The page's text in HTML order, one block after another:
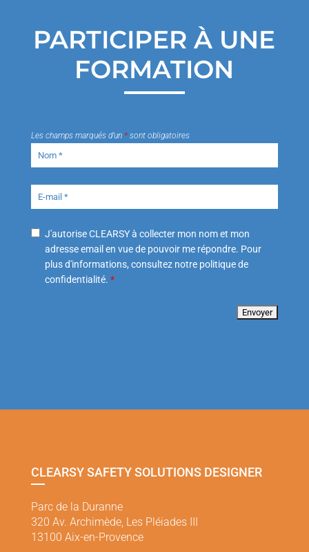
PARTICIPER À UNE
FORMATION
Les champs marqués d’un *sont obligatoires
J'autorise CLEARSY à collecter mon nom et mon
adresse email en vue de pouvoir me répondre. Pour
plus d'informations, consultez notre politique de
confidentialité. *
CLEARSY SAFETY SOLUTIONS DESIGNER
Parc de la Duranne
320 Av. Archimède, Les Pléiades III
13100 Aix-en-Provence